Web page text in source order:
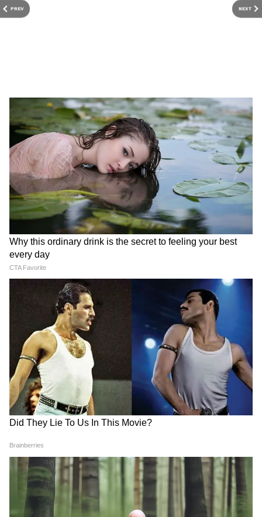
PREV NEXT
RECOMMENDED STORIES
संजय दत्त ने जब ऐश्वर्या राय को भेजे
फूल, खूबसूरती देख मांग बैठे थे नंबर,
तब दत्त बहनों ने दी थी वॉर्निंग
की अफवाहों पर एक्ट्रेस ने तोड़ी चुप्पी
मुगल-ए-आजम के लिए रिजेक्ट हो
गए थे दिलीप कुमार, ये एक्टर था
सलीम के लिए 1st चॉइस, लेकिन
खेसारी लाल के 5 सावन सॉन्ग, शिव
भक्ति में झूम उठेगा दिल, एक बार
सुनेंगे तो बार-बार चलाएंगे
LATEST VIDEOS
Modi in IIT Delhi: '1 लाख करोड़..अंग्रेजी में
बोलूं', देश के युवाओं को Modi ने दिया बहुत बड़ा
टास्क